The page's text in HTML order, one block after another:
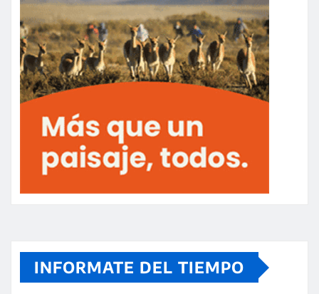
INFORMATE DEL TIEMPO